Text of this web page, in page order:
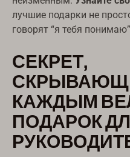
лучшие подарки не
говорят “я тебя
СЕКРЕТ,
КАЖДЫМ
ПОДАРОК